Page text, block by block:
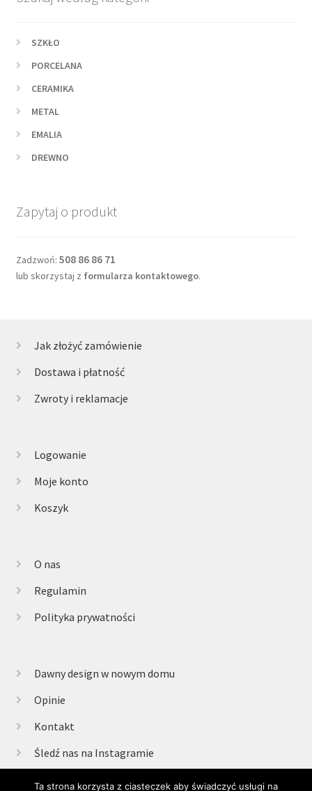
SZKŁO
PORCELANA
CERAMIKA
METAL
EMALIA
DREWNO
Zapytaj o produkt
Zadzwoń: 508 86 86 71
lub skorzystaj z formularza kontaktowego.
Jak złożyć zamówienie
Dostawa i płatność
Zwroty i reklamacje
Logowanie
Moje konto
Koszyk
O nas
Regulamin
Polityka prywatności
Dawny design w nowym domu
Opinie
Kontakt
Śledź nas na Instagramie
Ta strona korzysta z ciasteczek aby świadczyć usługi na